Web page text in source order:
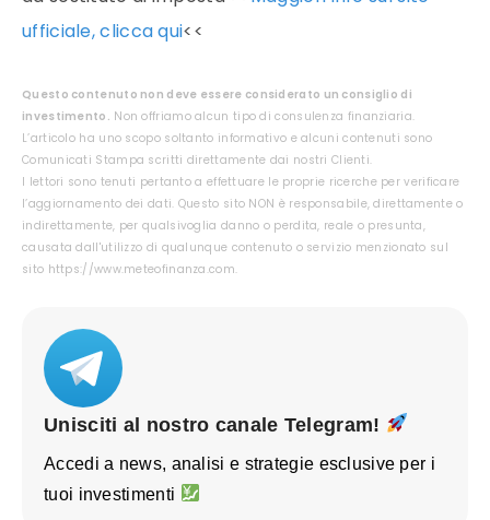
ufficiale, clicca qui<<
Questo contenuto non deve essere considerato un consiglio di
investimento. Non offriamo alcun tipo di consulenza finanziaria.
L’articolo ha uno scopo soltanto informativo e alcuni contenuti sono
Comunicati Stampa scritti direttamente dai nostri Clienti.
I lettori sono tenuti pertanto a effettuare le proprie ricerche per verificare
l’aggiornamento dei dati. Questo sito NON è responsabile, direttamente o
indirettamente, per qualsivoglia danno o perdita, reale o presunta,
causata dall'utilizzo di qualunque contenuto o servizio menzionato sul
sito https://www.meteofinanza.com.
Unisciti al nostro canale Telegram!
Accedi a news, analisi e strategie esclusive per i
tuoi investimenti